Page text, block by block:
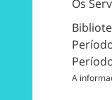
Os
A